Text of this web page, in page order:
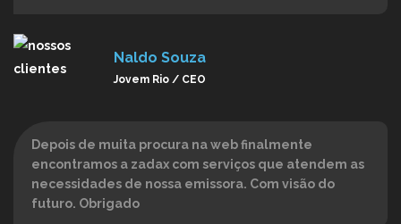
Naldo Souza
Jovem Rio / CEO
Depois de muita procura na web finalmente
encontramos a zadax com serviços que atendem as
necessidades de nossa emissora. Com visão do
futuro. Obrigado